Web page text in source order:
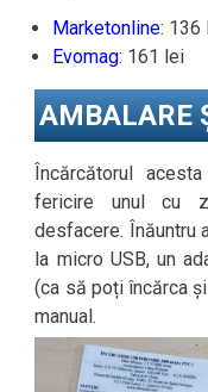
Marketonline: 136
Evomag: 161 lei
AMBALARE
Încărcătorul
fericire unul cu
desfacere. Înăuntru
la micro USB, un
(ca să poți încărca
manual.